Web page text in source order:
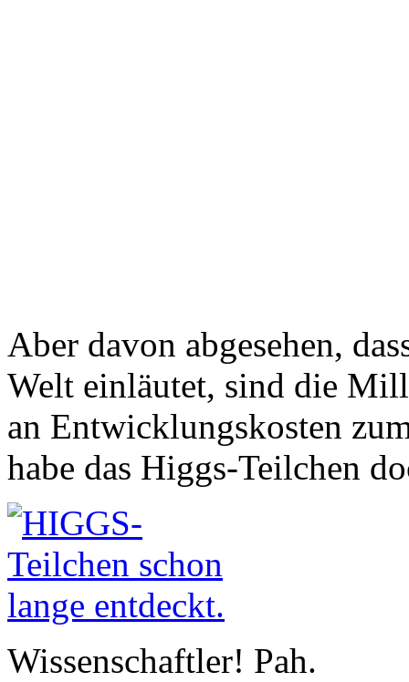
Aber davon abgesehen,
Welt einläutet, sind die
an Entwicklungskosten
habe das Higgs-Teilchen
Wissenschaftler! Pah.